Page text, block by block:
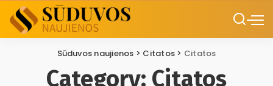
Sūduvos naujienos > Citatos > Citatos
Category: Citatos